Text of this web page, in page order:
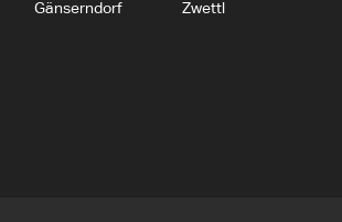
Gänserndorf
Zwettl